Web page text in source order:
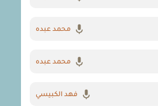
محمد عبده
محمد عبده
فهد الكبيسي